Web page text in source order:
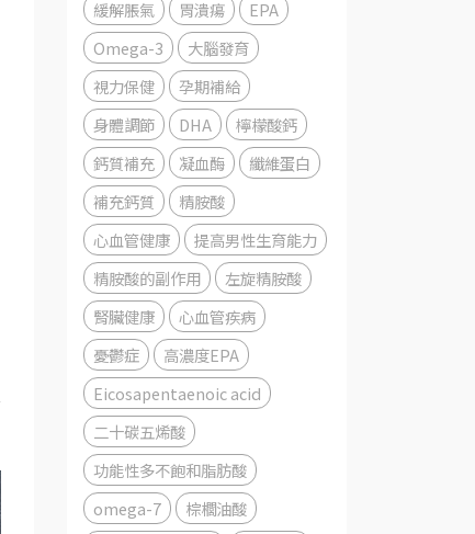
緩解脹氣
胃潰瘍
EPA
Omega-3
大腦發育
視力保健
孕期補給
身體調節
DHA
檸檬酸鈣
鈣質補充
凝血酶
纖維蛋白
補充鈣質
精胺酸
心血管健康
提高男性生育能力
精胺酸的副作用
左旋精胺酸
腎臟健康
心血管疾病
憂鬱症
高濃度EPA
Eicosapentaenoic acid
二十碳五烯酸
功能性多不飽和脂肪酸
omega-7
棕櫚油酸